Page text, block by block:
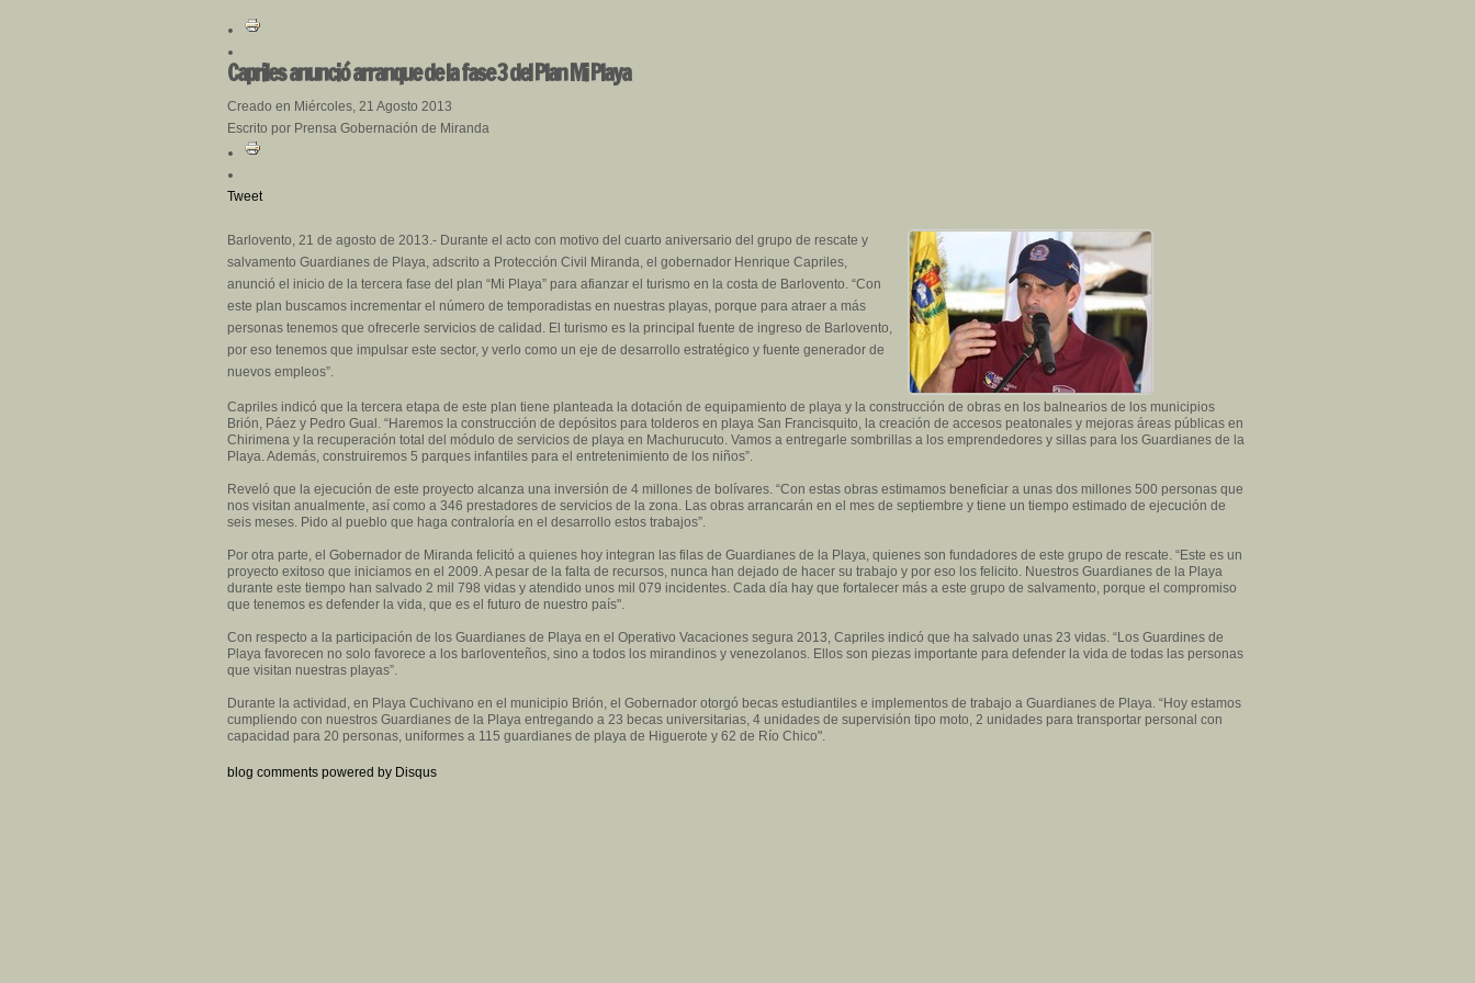
Capriles anunció arranque de la fase 3 del Plan Mi Playa
Creado en Miércoles, 21 Agosto 2013
Escrito por Prensa Gobernación de Miranda
Tweet
Barlovento, 21 de agosto de 2013.- Durante el acto con motivo del cuarto aniversario del grupo de rescate y
salvamento Guardianes de Playa, adscrito a Protección Civil Miranda, el gobernador Henrique Capriles,
anunció el inicio de la tercera fase del plan “Mi Playa” para afianzar el turismo en la costa de Barlovento. “Con
este plan buscamos incrementar el número de temporadistas en nuestras playas, porque para atraer a más
personas tenemos que ofrecerle servicios de calidad. El turismo es la principal fuente de ingreso de Barlovento,
por eso tenemos que impulsar este sector, y verlo como un eje de desarrollo estratégico y fuente generador de
nuevos empleos”.
Capriles indicó que la tercera etapa de este plan tiene planteada la dotación de equipamiento de playa y la construcción de obras en los balnearios de los municipios
Brión, Páez y Pedro Gual. “Haremos la construcción de depósitos para tolderos en playa San Francisquito, la creación de accesos peatonales y mejoras áreas públicas en
Chirimena y la recuperación total del módulo de servicios de playa en Machurucuto. Vamos a entregarle sombrillas a los emprendedores y sillas para los Guardianes de la
Playa. Además, construiremos 5 parques infantiles para el entretenimiento de los niños”.
Reveló que la ejecución de este proyecto alcanza una inversión de 4 millones de bolívares. “Con estas obras estimamos beneficiar a unas dos millones 500 personas que
nos visitan anualmente, así como a 346 prestadores de servicios de la zona. Las obras arrancarán en el mes de septiembre y tiene un tiempo estimado de ejecución de
seis meses. Pido al pueblo que haga contraloría en el desarrollo estos trabajos”.
Por otra parte, el Gobernador de Miranda felicitó a quienes hoy integran las filas de Guardianes de la Playa, quienes son fundadores de este grupo de rescate. “Este es un
proyecto exitoso que iniciamos en el 2009. A pesar de la falta de recursos, nunca han dejado de hacer su trabajo y por eso los felicito. Nuestros Guardianes de la Playa
durante este tiempo han salvado 2 mil 798 vidas y atendido unos mil 079 incidentes. Cada día hay que fortalecer más a este grupo de salvamento, porque el compromiso
que tenemos es defender la vida, que es el futuro de nuestro país".
Con respecto a la participación de los Guardianes de Playa en el Operativo Vacaciones segura 2013, Capriles indicó que ha salvado unas 23 vidas. “Los Guardines de
Playa favorecen no solo favorece a los barloventeños, sino a todos los mirandinos y venezolanos. Ellos son piezas importante para defender la vida de todas las personas
que visitan nuestras playas”.
Durante la actividad, en Playa Cuchivano en el municipio Brión, el Gobernador otorgó becas estudiantiles e implementos de trabajo a Guardianes de Playa. “Hoy estamos
cumpliendo con nuestros Guardianes de la Playa entregando a 23 becas universitarias, 4 unidades de supervisión tipo moto, 2 unidades para transportar personal con
capacidad para 20 personas, uniformes a 115 guardianes de playa de Higuerote y 62 de Río Chico".
blog comments powered by Disqus